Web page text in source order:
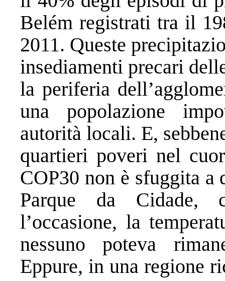
Belém registrati tra il
2011. Queste
insediamenti precari
la periferia
una popolazione
autorità locali. E,
quartieri poveri nel
COP30 non è sfuggita a
Parque da Cidade,
l’occasione, la
nessuno poteva
Eppure, in una regione